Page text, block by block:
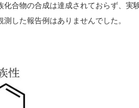
合物の合成は達成されておらず、実
した報告例はありませんでした。